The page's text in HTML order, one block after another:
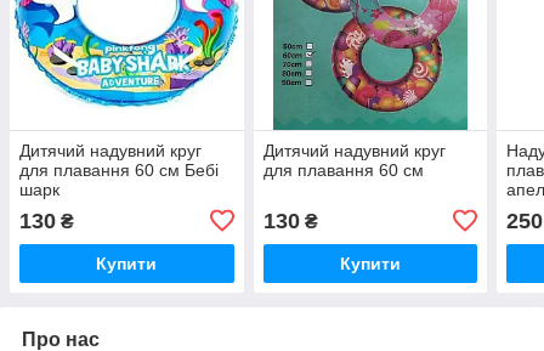
Дитячий надувний круг
для плавання 60 см Бебі
шарк
130 ₴
Купити
Дитячий надувний круг
для плавання 60 см
130₴
Купити
250
Про нас